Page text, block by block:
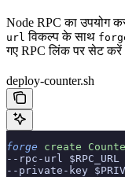
Node RPC का उपयोग
url विकल्प के साथ
गए RPC लिंक पर सेट
deploy-counter.sh
forge create
--rpc-url $RPC_URL
--private-key